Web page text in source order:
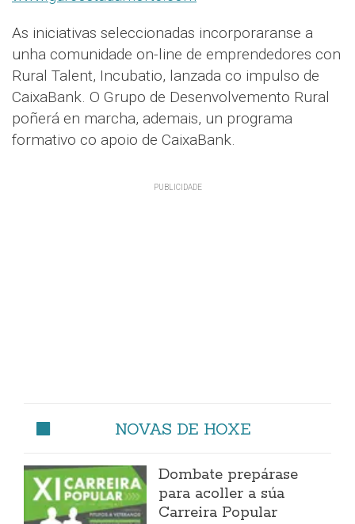
As iniciativas seleccionadas incorporaranse a
unha comunidade on-line de emprendedores con
Rural Talent, Incubatio, lanzada co impulso de
CaixaBank. O Grupo de Desenvolvemento Rural
poñerá en marcha, ademais, un programa
formativo co apoio de CaixaBank.
NOVAS DE HOXE
Dombate prepárase
para acoller a súa
Carreira Popular